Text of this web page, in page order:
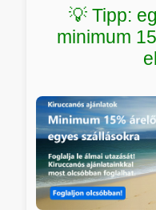
💡 Tipp:
minimum